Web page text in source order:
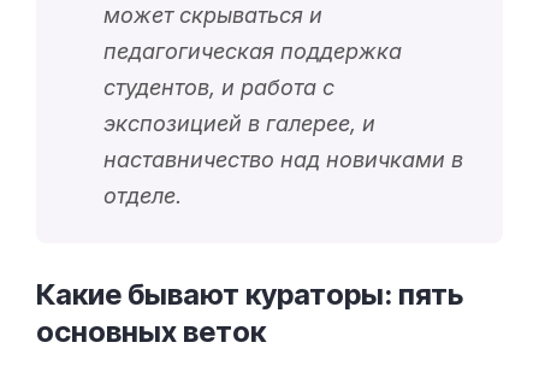
может скрываться и
педагогическая поддержка
студентов, и работа с
экспозицией в галерее, и
наставничество над новичками в
отделе.
Какие бывают кураторы: пять
основных веток